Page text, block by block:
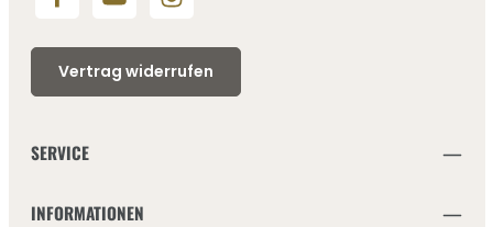
Vertrag widerrufen
SERVICE
INFORMATIONEN